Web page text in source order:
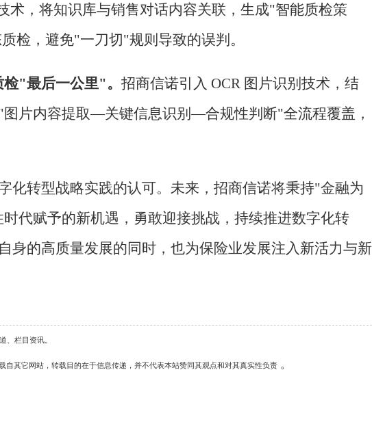
术，将知识库与销售对话内容关联，生成"智能质检策
检，避免"一刀切"规则导致的误判。
"最后一公里"。 招商信诺引入 OCR 图片识别技术，结
片内容提取—关键信息识别—合规性判断"全流程覆盖，
化转型战略实践的认可。未来，招商信诺将秉持"金融为
代赋予的新机遇，勇敢迎接挑战，持续推进数字化转
身的高质量发展的同时，也为保险业发展注入新活力与新
、栏目资讯。
自其它网站，转载目的在于信息传递，并不代表本站赞同其观点和对其真实性负责 。